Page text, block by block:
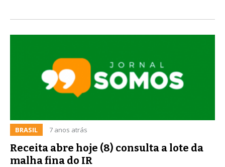
BRASIL 7 anos atrás
Receita abre hoje (8) consulta a lote da
malha fina do IR